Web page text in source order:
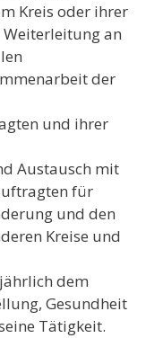
Kreis oder ihrer
an
der
und ihrer
Austausch mit
für
und den
Kreise und
dem
Gesundheit
Tätigkeit.